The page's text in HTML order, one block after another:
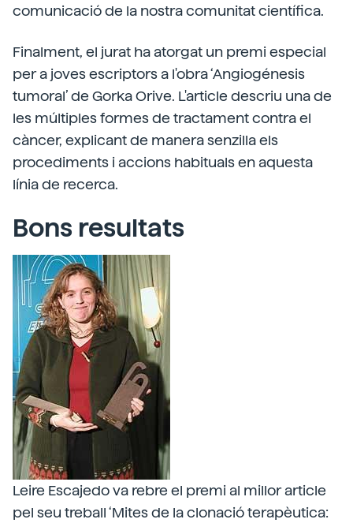
comunicació de la nostra comunitat científica.
Finalment, el jurat ha atorgat un premi especial
per a joves escriptors a l'obra ‘Angiogénesis
tumoral’ de Gorka Orive. L'article descriu una de
les múltiples formes de tractament contra el
càncer, explicant de manera senzilla els
procediments i accions habituals en aquesta
línia de recerca.
Bons resultats
Leire Escajedo va rebre el premi al millor article
pel seu treball ‘Mites de la clonació terapèutica: